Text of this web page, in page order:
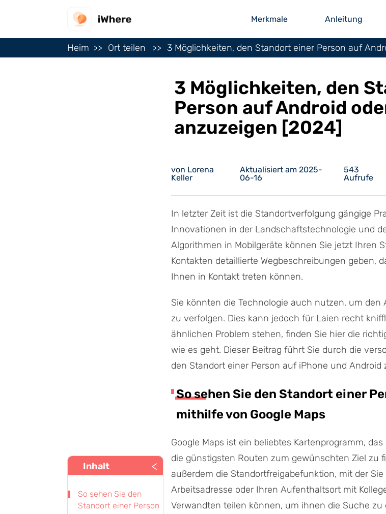
Merkmale Anleitung
Heim Ort teilen 3 Möglichkeiten, den Standort einer Person auf
3 Möglichkeiten, den
Person auf Android
anzuzeigen [2024]
Inhalt <
So sehen Sie den
Standort einer Person
von Lorena
Keller
Aktualisiert am 2025-
06-16
543
Aufrufe
In letzter Zeit ist die Standortverfolgung gängige
Innovationen in der Landschaftstechnologie und
Algorithmen in Mobilgeräte können Sie jetzt Ihren
Kontakten detaillierte Wegbeschreibungen geben,
Ihnen in Kontakt treten können.
Sie könnten die Technologie auch nutzen, um den
zu verfolgen. Dies kann jedoch für Laien recht
ähnlichen Problem stehen, finden Sie hier die
wie es geht. Dieser Beitrag führt Sie durch die
den Standort einer Person auf iPhone und Android
So sehen Sie den Standort einer
mithilfe von Google Maps
Google Maps ist ein beliebtes Kartenprogramm,
die günstigsten Routen zum gewünschten Ziel zu
außerdem die Standortfreigabefunktion, mit der
Arbeitsadresse oder Ihren Aufenthaltsort mit
Verwandten teilen können, um ihnen die Suche zu